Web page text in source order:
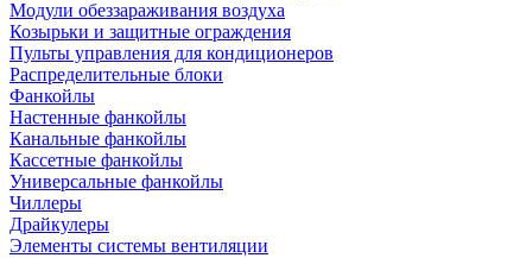
Модули обеззараживания воздуха
Козырьки и защитные ограждения
Пульты управления для кондиционеров
Распределительные блоки
Фанкойлы
Настенные фанкойлы
Канальные фанкойлы
Кассетные фанкойлы
Универсальные фанкойлы
Чиллеры
Драйкулеры
Элементы системы вентиляции